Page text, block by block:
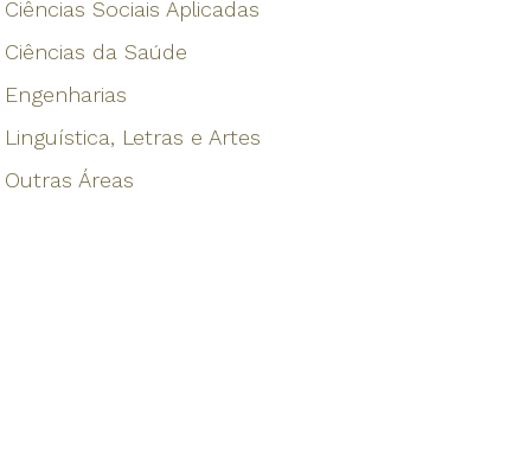
Ciências Sociais Aplicadas
Ciências da Saúde
Engenharias
Linguística, Letras e Artes
Outras Áreas